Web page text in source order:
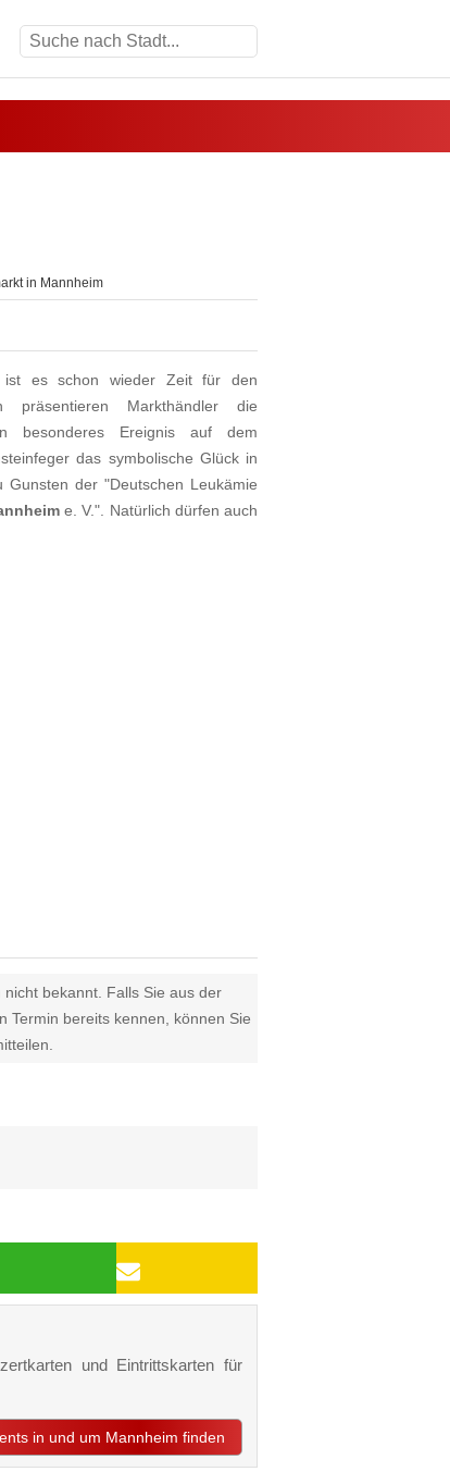
in Mannheim
ist es schon wieder Zeit für den
präsentieren Markthändler die
besonderes Ereignis auf dem
das symbolische Glück in
der "Deutschen Leukämie
e. V.". Natürlich dürfen auch
bekannt. Falls Sie aus der
Termin bereits kennen, können Sie
und Eintrittskarten für
in und um Mannheim finden